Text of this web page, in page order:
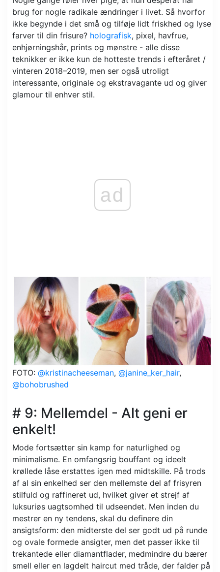
brug for nogle radikale ændringer i livet. Så hvorfor
ikke begynde i det små og tilføje lidt friskhed og lyse
farver til din frisure? holografisk, pixel, havfrue,
enhjørningshår, prints og mønstre - alle disse
teknikker er ikke kun de hotteste trends i efteråret /
vinteren 2018–2019, men ser også utroligt
interessante, originale og ekstravagante ud og giver
glamour til enhver stil.
ad
FOTO: @kristinacheeseman, @janine_ker_hair,
@bohobrushed
# 9: Mellemdel - Alt geni er
enkelt!
Mode fortsætter sin kamp for naturlighed og
minimalisme. En omfangsrig bouffant og ideelt
krøllede låse erstattes igen med midtskille. På trods
af al sin enkelhed ser den mellemste del af frisyren
stilfuld og raffineret ud, hvilket giver et strejf af
luksuriøs uagtsomhed til udseendet. Men inden du
mestrer en ny tendens, skal du definere din
ansigtsform: den midterste del ser godt ud på runde
og ovale formede ansigter, men det passer ikke til
trekantede eller diamantflader, medmindre du bærer
smell eller en lagdelt haircut med tråde, der falder på